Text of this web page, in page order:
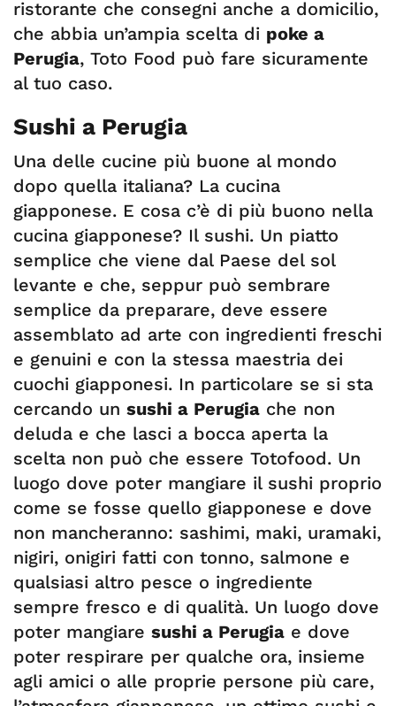
ristorante che consegni anche a domicilio,
che abbia un’ampia scelta di poke a
Perugia, Toto Food può fare sicuramente
al tuo caso.
Sushi a Perugia
Una delle cucine più buone al mondo
dopo quella italiana? La cucina
giapponese. E cosa c’è di più buono nella
cucina giapponese? Il sushi. Un piatto
semplice che viene dal Paese del sol
levante e che, seppur può sembrare
semplice da preparare, deve essere
assemblato ad arte con ingredienti freschi
e genuini e con la stessa maestria dei
cuochi giapponesi. In particolare se si sta
cercando un sushi a Perugia che non
deluda e che lasci a bocca aperta la
scelta non può che essere Totofood. Un
luogo dove poter mangiare il sushi proprio
come se fosse quello giapponese e dove
non mancheranno: sashimi, maki, uramaki,
nigiri, onigiri fatti con tonno, salmone e
qualsiasi altro pesce o ingrediente
sempre fresco e di qualità. Un luogo dove
poter mangiare sushi a Perugia e dove
poter respirare per qualche ora, insieme
agli amici o alle proprie persone più care,